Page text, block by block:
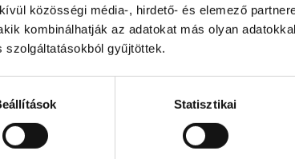
közösségi média-, hirdető- és elemező
kombinálhatják az adatokat más olyan
gyűjtöttek.
Statisztikai